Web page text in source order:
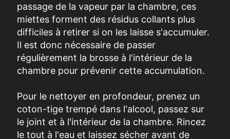
passage de la vapeur par la chambre, ces
miettes forment des résidus collants plus
difficiles à retirer si on les laisse s'accumuler.
Il est donc nécessaire de passer
régulièrement la brosse à l'intérieur de la
chambre pour prévenir cette accumulation.
Pour le nettoyer en profondeur, prenez un
coton-tige trempé dans l'alcool, passez sur
le joint et à l'intérieur de la chambre. Rincez
le tout à l'eau et laissez sécher avant de